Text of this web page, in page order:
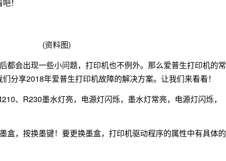
！
(资料图)
都会出现一些小问题，打印机也不例外。那么爱普生打印机的常
分享2018年爱普生打印机故障的解决方案。让我们来看看！
、R230墨水灯亮，电源灯闪烁，墨水灯常亮，电源灯闪烁，
盒，按换墨键！要更换墨盒，打印机驱动程序的属性中有具体的